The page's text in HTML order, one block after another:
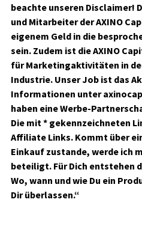
beachte unseren Disclaimer!
und Mitarbeiter der AXINO
eigenem Geld in die
sein. Zudem ist die AXINO
für Marketingaktivitäten in
Industrie. Unser Job ist das
Informationen unter
haben eine Werbe-
Die mit * gekennzeichneten
Affiliate Links. Kommt über
Einkauf zustande, werde ich
beteiligt. Für Dich entstehen
Wo, wann und wie Du ein
Dir überlassen.“